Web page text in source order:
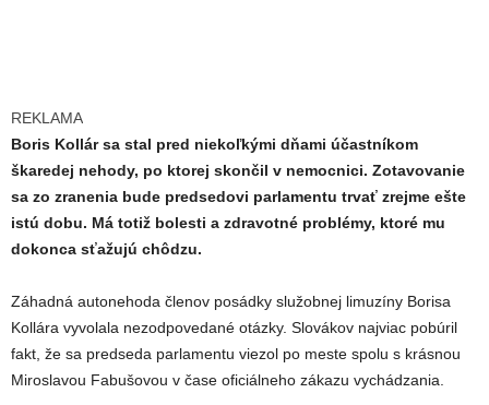
REKLAMA
Boris Kollár sa stal pred niekoľkými dňami účastníkom
škaredej nehody, po ktorej skončil v nemocnici. Zotavovanie
sa zo zranenia bude predsedovi parlamentu trvať zrejme ešte
istú dobu. Má totiž bolesti a zdravotné problémy, ktoré mu
dokonca sťažujú chôdzu.
Záhadná autonehoda členov posádky služobnej limuzíny Borisa
Kollára vyvolala nezodpovedané otázky. Slovákov najviac pobúril
fakt, že sa predseda parlamentu viezol po meste spolu s krásnou
Miroslavou Fabušovou v čase oficiálneho zákazu vychádzania.